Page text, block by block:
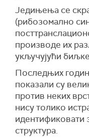
Једињења се
(рибозомално
производе их
укључујући
Последњих
показали су
против неких
нису толико
идентификовати
структура.